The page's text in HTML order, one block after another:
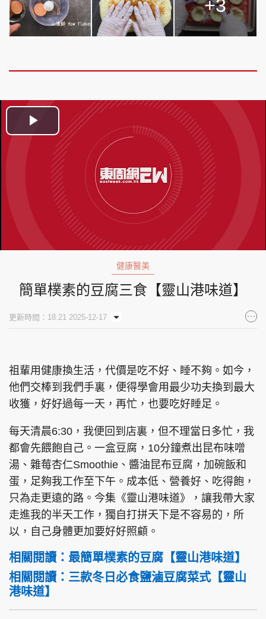
+3
Play
Video
健康醫美
簡單樸素的豆腐三食【靈山港味道】
更新時間：18:21 2025-12-17
祖輩用健康換生活，代價是吃不好、睡不夠。如今，
他們交棒到我們手裏，便得學會用最少功夫換到最大
收獲，好好過每一天，再忙，也要吃好睡足。
每天清晨6:30，我便回到店裏，但不理當日多忙，我
都會先餵飽自己。一盒豆腐，10分鐘煮出昆布味噌
湯、雜莓杏仁Smoothie、醬油昆布豆腐，加碗飯和
蛋，足夠我工作至下午。成本低、營養好、吃得飽，
只為走更遠的路。今集《靈山港味道》，讓我帶大家
走進我的半天工作，獨自打拼天下是不容易的，所
以，自己身體更加要好好照顧。
相關閱讀： 最簡單樸素的豆腐【靈山港味道】
相關閱讀： 三款冬日必食鹽滷豆腐菜式【靈山
港味道】